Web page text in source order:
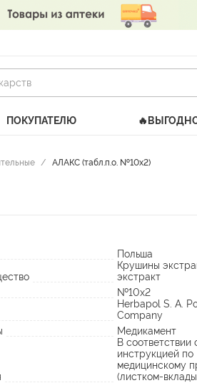
ПОКУПАТЕЛЮ
/ АЛАКС (табл.п.о. №10х2)
Польша
Крушины
экстракт
№10х2
Herbapol S. A.
Company
Медикамент
В соответствии
инструкцией по
медицинскому
(листком-